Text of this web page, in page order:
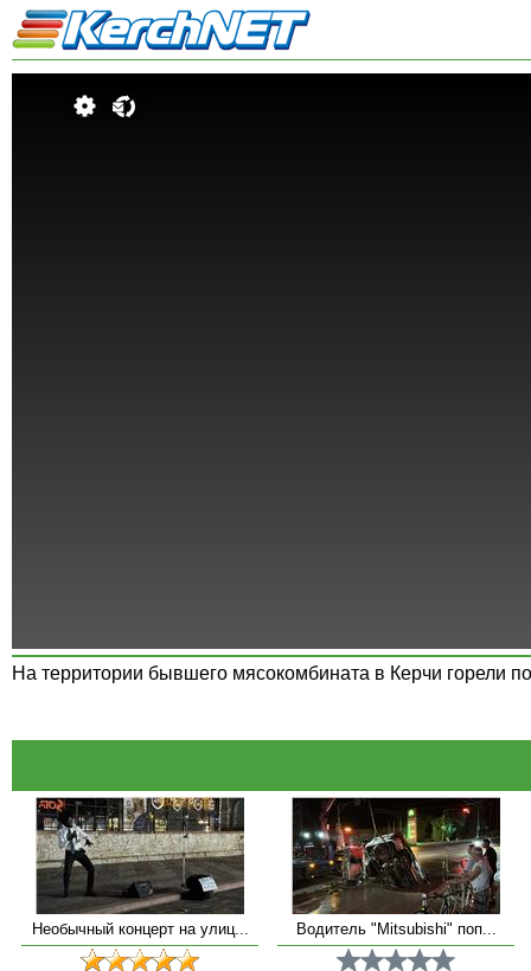
На территории бывшего мясокомбината в Керчи горели
Необычный концерт на улиц... Водитель "Mitsubishi" поп...